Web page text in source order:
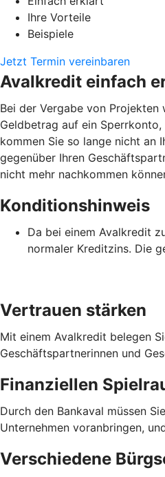
Ihre Vorteile
Beispiele
Jetzt Termin vereinbaren
Avalkredit einfach
Bei der Vergabe von
Geldbetrag auf ein
kommen Sie so lange nicht an
gegenüber Ihren
nicht mehr nachkommen
Konditionshinweis
Da bei einem Avalkredit
normaler Kreditzins. Die
Vertrauen stärken
Mit einem Avalkredit belegen
Geschäftspartnerinnen und
Finanziellen
Durch den Bankaval müssen
Unternehmen voranbringen,
Verschiedene